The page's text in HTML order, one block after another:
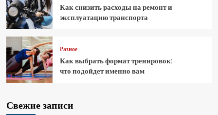
Как снизить расходы на ремонт и
эксплуатацию транспорта
Разное
Как выбрать формат тренировок:
что подойдет именно вам
Свежие записи